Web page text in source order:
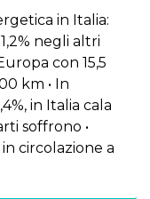
in Italia:
negli altri
con 15,5
km • In
in Italia cala
soffrono •
circolazione a